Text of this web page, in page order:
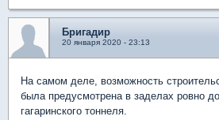
Бригадир
20 января 2020 - 23:13
На самом деле, возможность
была предусмотрена в заделах ровно
гагаринского тоннеля.